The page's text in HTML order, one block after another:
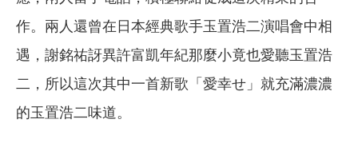
作。兩人還曾在日本經典歌手玉置浩二演唱會中相
遇，謝銘祐訝異許富凱年紀那麼小竟也愛聽玉置浩
二，所以這次其中一首新歌「愛幸せ」就充滿濃濃
的玉置浩二味道。